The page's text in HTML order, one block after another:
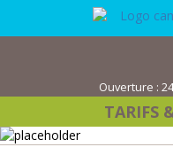
Ouverture :
TARIFS